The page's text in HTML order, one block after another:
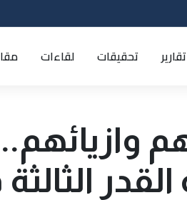
تقارير تحقيقات لقاءات